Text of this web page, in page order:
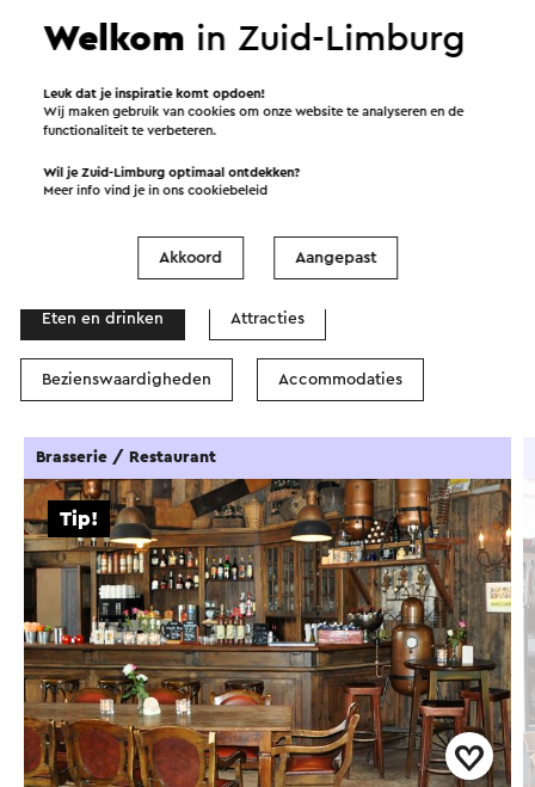
Start de route
Filters tonen
In de omgeving
Eten en drinken Attracties
Bezienswaardigheden Accommodaties
Tip!
Brasserie / Restaurant
Welkom in Zuid-Limburg
Leuk dat je inspiratie komt opdoen!
Wij maken gebruik van cookies om onze website te analyseren en de
functionaliteit te verbeteren.
Wil je Zuid-Limburg optimaal ontdekken?
Meer info vind je in onscookiebeleid
Akkoord Aangepast